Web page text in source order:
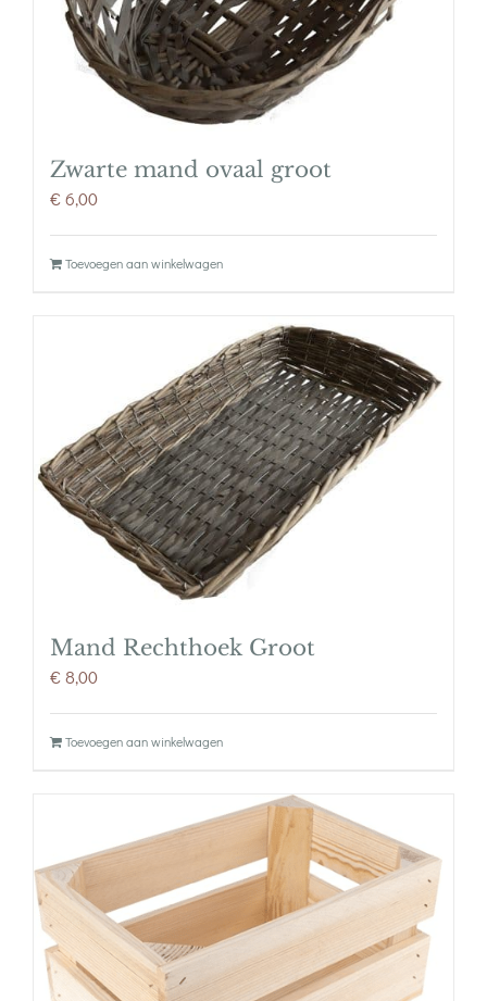
Zwarte mand ovaal groot
€6,00
Toevoegen aan winkelwagen
Mand Rechthoek Groot
€8,00
Toevoegen aan winkelwagen